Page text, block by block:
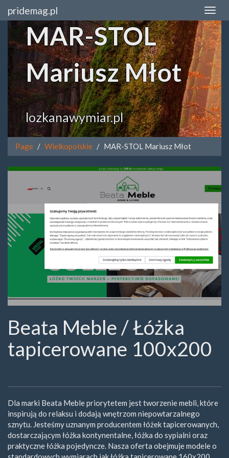
pridemag.pl
MAR-STOL
Mariusz Młot
lozkanawymiar.pl
Page Wielkopolskie MAR-STOL Mariusz Młot
Beata Meble / Łóżka
tapicerowane 100x200
Dla marki Beata Meble priorytetem jest tworzenie mebli, które
inspirują do relaksu i dodają wnętrzom niepowtarzalnego
sznytu. Jesteśmy uznanym producentem łóżek tapicerowanych,
dostarczającym łóżka kontynentalne, łóżka do sypialni oraz
praktyczne łóżka pojedyncze. Nasza oferta obejmuje modele o